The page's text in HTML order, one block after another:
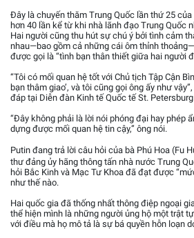
Đây là chuyến thăm Trung Quốc lần thứ 25
hơn 40 lần kể từ khi nhà lãnh đạo Trung Quốc
Hai người cũng thu hút sự chú ý bởi tình cảm
nhau—bao gồm cả những cái ôm thỉnh
được gọi là “tình bạn thân thiết giữa hai người
“Tôi có mối quan hệ tốt với Chủ tịch Tập Cận
bạn thâm giao’, và tôi cũng gọi ông ấy như
đáp tại Diễn đàn Kinh tế Quốc tế St.
“Đây không phải là lời nói phóng đại hay phép
dựng được mối quan hệ tin cậy,” ông nói.
Putin đang trả lời câu hỏi của bà Phú Hoa (Fu
thư đảng ủy hãng thông tấn nhà nước Trung
hỏi Bắc Kinh và Mạc Tư Khoa đã đạt được
như thế nào.
Hai quốc gia đã thống nhất thông điệp ngoại
thể hiện mình là những người ủng hộ một trật
với điều mà họ mô tả là sự bá quyền hỗn loạn